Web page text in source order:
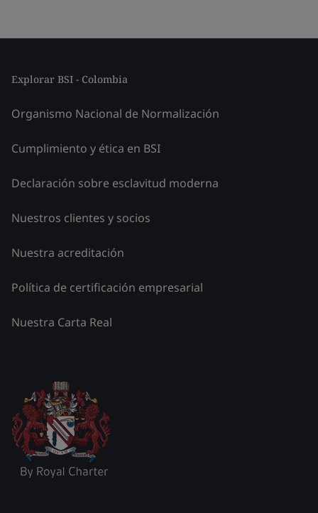
Explorar BSI - Colombia
Organismo Nacional de Normalización
Cumplimiento y ética en BSI
Declaración sobre esclavitud moderna
Nuestros clientes y socios
Nuestra acreditación
Política de certificación empresarial
Nuestra Carta Real